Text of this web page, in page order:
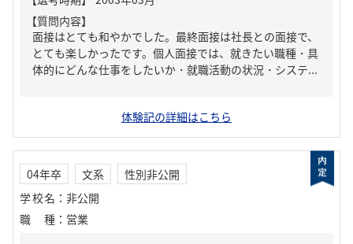
【質問内容】
面接はとても和やかでした。最終面接は社長との面接で、
とても楽しかったです。個人面接では、就きたい職種・具
体的にどんな仕事をしたいか・就職活動の状況・システ...
体験記の詳細はこちら
04年卒 文系
性別非公開
学校名 ： 非公開
職種 ： 営業